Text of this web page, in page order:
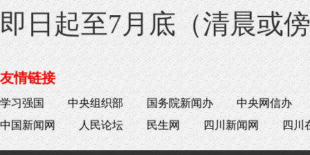
即日起至7月底（清晨或
友情链接
学习强国 中央组织部 国务院新闻办
中央网信办
中国新闻网
人民论坛 民生网 四川新闻网 四川